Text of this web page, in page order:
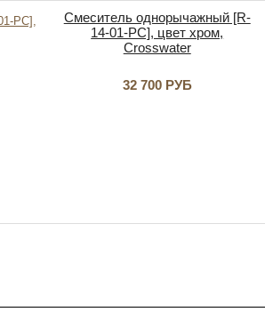
Смеситель однорычажный [R-
14-01-PC], цвет хром,
Crosswater
32 700 РУБ